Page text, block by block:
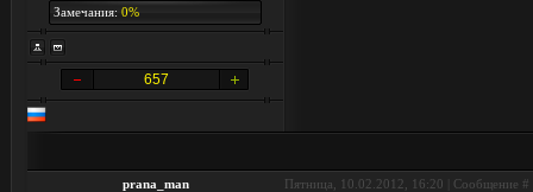
Замечания: 0%
657
prana_man Пятница, 10.02.2012, 16:20 | Сообщение #